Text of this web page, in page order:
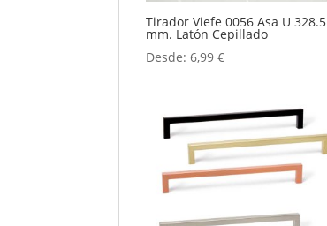
Tirador Viefe 0056 Asa U 328.5
mm. Latón Cepillado
Desde:6,99€